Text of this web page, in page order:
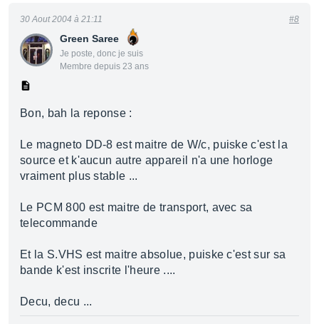
Green Saree
Je poste, donc je suis
Membre depuis 23 ans
30 Aout 2004 à 21:11 #8
Bon, bah la reponse :
Le magneto DD-8 est maitre de W/c, puiske c'est la
source et k'aucun autre appareil n'a une horloge
vraiment plus stable ...
Le PCM 800 est maitre de transport, avec sa
telecommande
Et la S.VHS est maitre absolue, puiske c'est sur sa
bande k'est inscrite l'heure ....
Decu, decu ...